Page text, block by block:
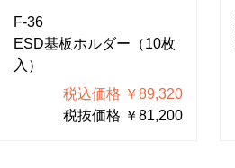
F-36
ESD基板ホルダー（10枚
入）
税込価格 ￥89,320
税抜価格 ￥81,200